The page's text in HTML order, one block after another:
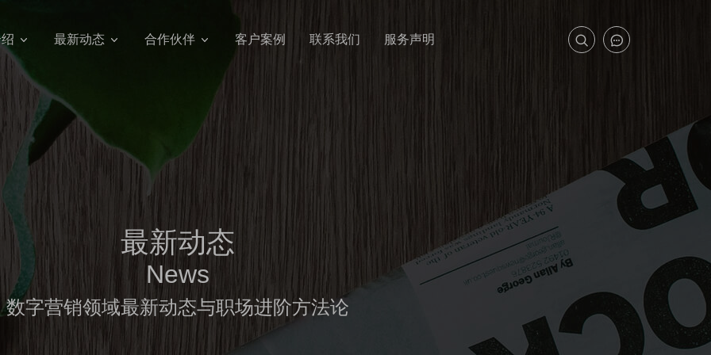
最新动态 合作伙伴 客户案例 联系我们 服务声明
最新动态
News
数字营销领域最新动态与职场进阶方法论